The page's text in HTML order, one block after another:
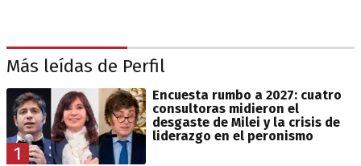
Más leídas de Perfil
1
Encuesta rumbo a 2027: cuatro
consultoras midieron el
desgaste de Milei y la crisis de
liderazgo en el peronismo